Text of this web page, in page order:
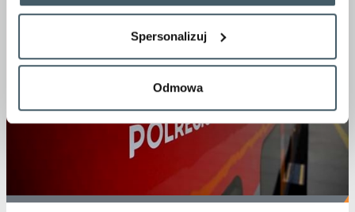
Spersonalizuj
Odmowa